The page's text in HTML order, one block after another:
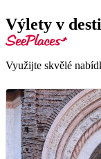
Výlety v
Využijte skvělé